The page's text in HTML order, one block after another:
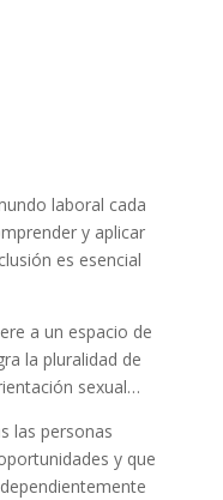
laboral cada
y aplicar
es esencial
a un espacio de
la pluralidad de
sexual…
las personas
y que